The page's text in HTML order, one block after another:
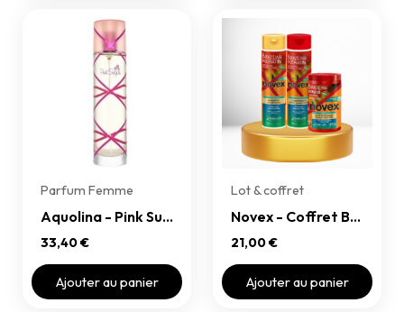
Parfum Femme
Aquolina - Pink Sugar Originale
33,40 €
Ajouter au panier
Lot & coffret
Novex - Coffret Brazilian Keratin
21,00 €
Ajouter au panier